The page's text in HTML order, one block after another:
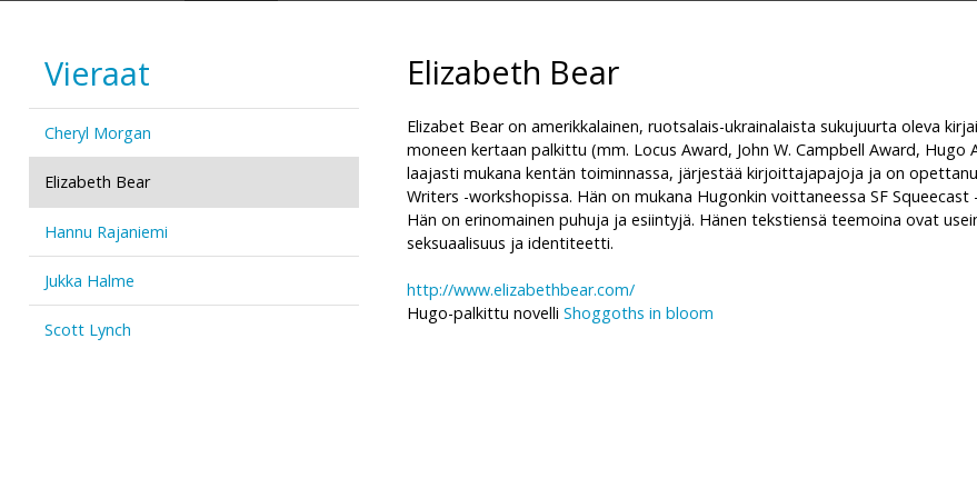
Elizabeth Bear
Elizabet Bear on amerikkalainen, ruotsalais-ukrainalaista sukujuurta oleva
moneen kertaan palkittu (mm. Locus Award, John W. Campbell Award, Hugo
laajasti mukana kentän toiminnassa, järjestää kirjoittajapajoja ja on
Writers -workshopissa. Hän on mukana Hugonkin voittaneessa SF Squeecast
Hän on erinomainen puhuja ja esiintyjä. Hänen tekstiensä teemoina ovat
seksuaalisuus ja identiteetti.
http://www.elizabethbear.com/
Hugo-palkittu novelliShoggoths in bloom
Vieraat
Cheryl Morgan
Elizabeth Bear
Hannu Rajaniemi
Jukka Halme
Scott Lynch